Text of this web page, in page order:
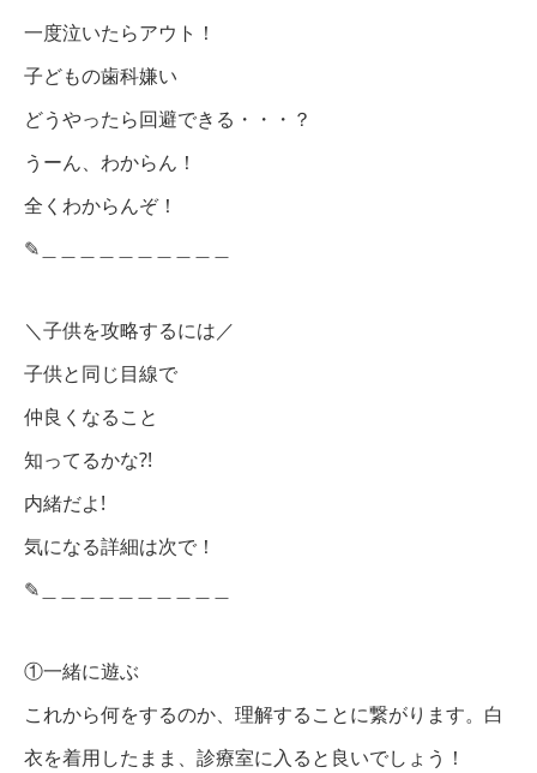
一度泣いたらアウト！
子どもの歯科嫌い
どうやったら回避できる・・・？
うーん、わからん！
全くわからんぞ！
✎︎＿＿＿＿＿＿＿＿＿＿
＼子供を攻略するには／
子供と同じ目線で
仲良くなること
知ってるかな?!
内緒だよ!
気になる詳細は次で！
✎︎＿＿＿＿＿＿＿＿＿＿
①一緒に遊ぶ
これから何をするのか、理解することに繋がります。白
衣を着用したまま、診療室に入ると良いでしょう！